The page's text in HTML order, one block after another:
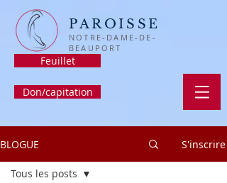
PAROISSE
NOTRE-DAME-DE-
BEAUPORT
Feuillet
Don/capitation
BLOGUE S'inscrire
Tous les posts